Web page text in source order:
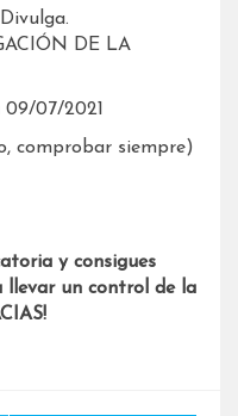
DE LA
09/07/2021
comprobar siempre)
y consigues
llevar un control de la